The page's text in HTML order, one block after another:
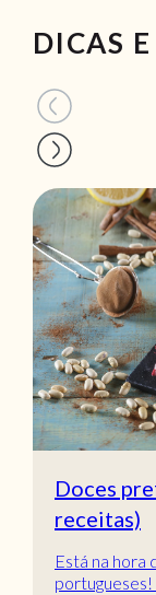
DICAS
Doces
receitas)
Está na hora
portugueses!